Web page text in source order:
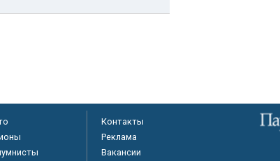
Контакты
Реклама
Вакансии